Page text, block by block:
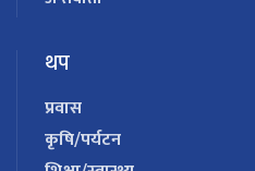
थप
प्रवास
कृषि/पर्यटन